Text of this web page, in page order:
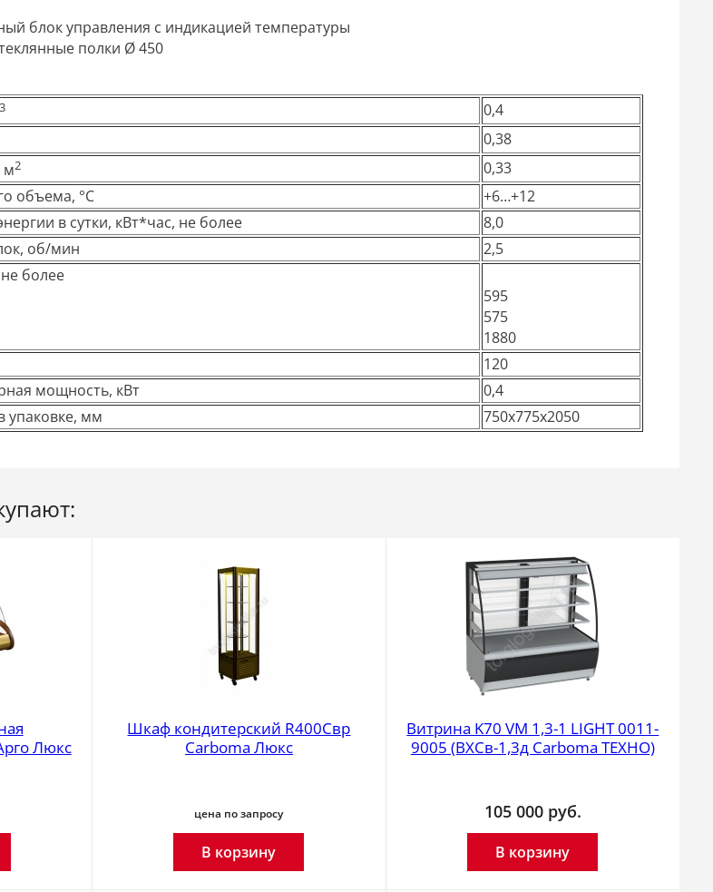
блок управления с индикацией температуры
полки Ø 450
3
0,4
0,38
м2
0,33
объема, °C
+6…+12
в сутки, кВт*час, не более
8,0
об/мин
2,5
более
595
575
1880
120
мощность, кВт
0,4
упаковке, мм
750х775х2050
Люкс
Шкаф кондитерский R400Cвр
Carboma Люкс
цена по запросу
В корзину
Витрина K70 VM 1,3-1 LIGHT 0011-
9005 (ВХСв-1,3д Carboma ТЕХНО)
105 000 руб.
В корзину